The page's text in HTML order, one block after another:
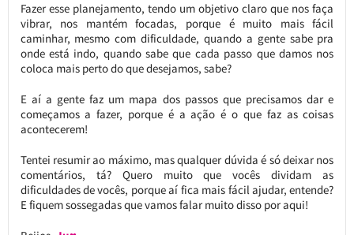
Fazer esse planejamento, tendo um objetivo claro que nos faça
vibrar, nos mantém focadas, porque é muito mais fácil
caminhar, mesmo com dificuldade, quando a gente sabe pra
onde está indo, quando sabe que cada passo que damos nos
coloca mais perto do que desejamos, sabe?
E aí a gente faz um mapa dos passos que precisamos dar e
começamos a fazer, porque é a ação é o que faz as coisas
acontecerem!
Tentei resumir ao máximo, mas qualquer dúvida é só deixar nos
comentários, tá? Quero muito que vocês dividam as
dificuldades de vocês, porque aí fica mais fácil ajudar, entende?
E fiquem sossegadas que vamos falar muito disso por aqui!